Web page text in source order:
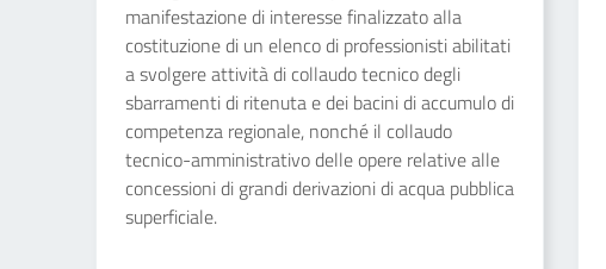
manifestazione di interesse finalizzato alla
costituzione di un elenco di professionisti abilitati
a svolgere attività di collaudo tecnico degli
sbarramenti di ritenuta e dei bacini di accumulo di
competenza regionale, nonché il collaudo
tecnico-amministrativo delle opere relative alle
concessioni di grandi derivazioni di acqua pubblica
superficiale.